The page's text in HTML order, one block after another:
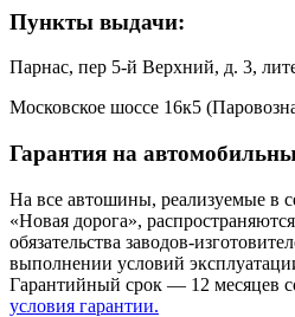
Пункты выдачи:
Парнас, пер 5-й Верхний, д. 3,
Московское шоссе 16к5
Гарантия на
На все автошины, реализуемые в
«Новая дорога»,
обязательства заводов-
выполнении условий
Гарантийный срок — 12 месяцев
условия гарантии.